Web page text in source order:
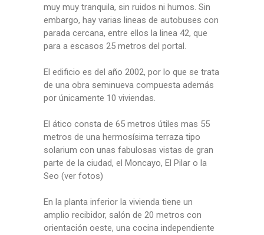
muy muy tranquila, sin ruidos ni humos. Sin
embargo, hay varias lineas de autobuses con
parada cercana, entre ellos la linea 42, que
para a escasos 25 metros del portal.
El edificio es del año 2002, por lo que se trata
de una obra seminueva compuesta además
por únicamente 10 viviendas.
El ático consta de 65 metros útiles mas 55
metros de una hermosísima terraza tipo
solarium con unas fabulosas vistas de gran
parte de la ciudad, el Moncayo, El Pilar o la
Seo (ver fotos)
En la planta inferior la vivienda tiene un
amplio recibidor, salón de 20 metros con
orientación oeste, una cocina independiente